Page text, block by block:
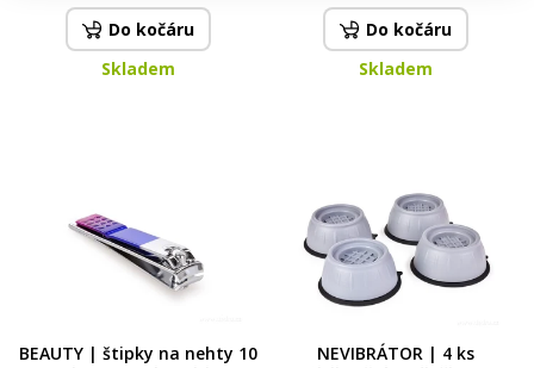
Do kočáru
Skladem
Do kočáru
Skladem
BEAUTY | štipky na nehty 10
NEVIBRÁTOR | 4 ks